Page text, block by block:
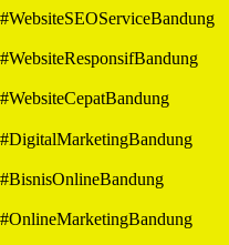
#WebsiteSEOServiceBandung
#WebsiteResponsifBandung
#WebsiteCepatBandung
#DigitalMarketingBandung
#BisnisOnlineBandung
#OnlineMarketingBandung